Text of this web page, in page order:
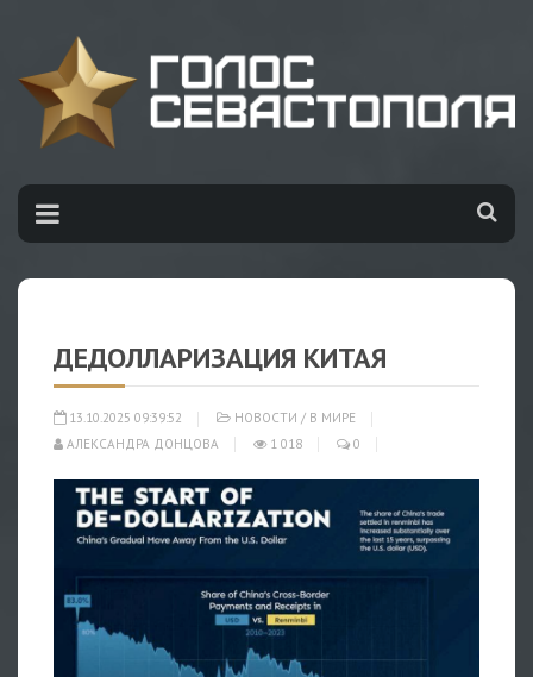
ДЕДОЛЛАРИЗАЦИЯ КИТАЯ
13.10.2025 09:39:52 НОВОСТИ / В МИРЕ
АЛЕКСАНДРА ДОНЦОВА
1 018 0